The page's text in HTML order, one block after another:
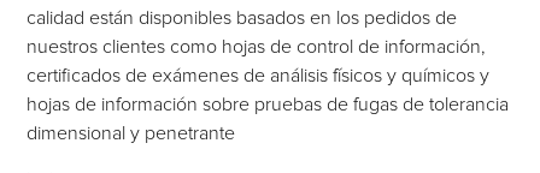
calidad están disponibles basados en los pedidos de
nuestros clientes como hojas de control de información,
certificados de exámenes de análisis físicos y químicos y
hojas de información sobre pruebas de fugas de tolerancia
dimensional y penetrante